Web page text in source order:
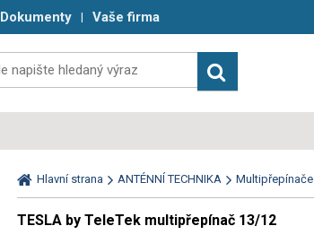
Dokumenty Vaše firma
Hlavní strana ANTÉNNÍ TECHNIKA Multipřepínače
TESLA by TeleTek multipřepínač 13/12